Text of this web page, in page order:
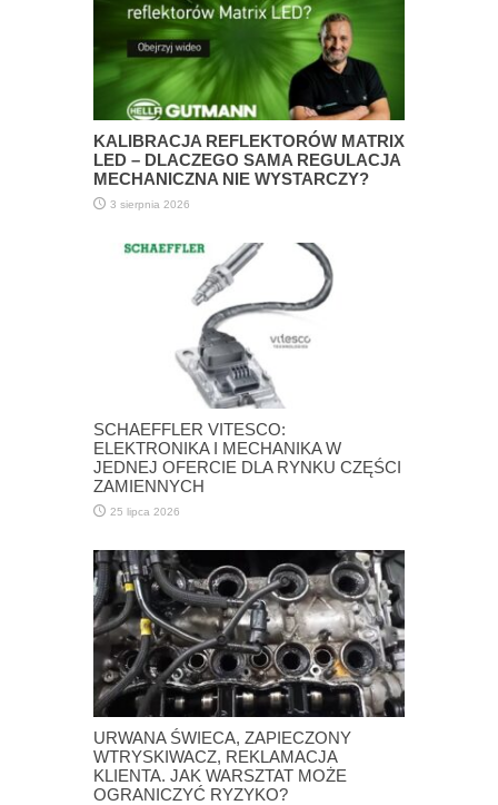
KALIBRACJA REFLEKTORÓW MATRIX
LED – DLACZEGO SAMA REGULACJA
MECHANICZNA NIE WYSTARCZY?
3 sierpnia 2026
SCHAEFFLER VITESCO:
ELEKTRONIKA I MECHANIKA W
JEDNEJ OFERCIE DLA RYNKU CZĘŚCI
ZAMIENNYCH
25 lipca 2026
URWANA ŚWIECA, ZAPIECZONY
WTRYSKIWACZ, REKLAMACJA
KLIENTA. JAK WARSZTAT MOŻE
OGRANICZYĆ RYZYKO?